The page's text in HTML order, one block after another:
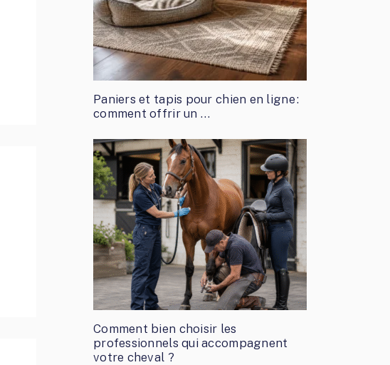
Paniers et tapis pour chien en ligne :
comment offrir un …
Comment bien choisir les
professionnels qui accompagnent
votre cheval ?